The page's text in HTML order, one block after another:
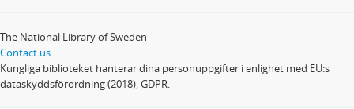
The National Library of Sweden
Contact us
Kungliga biblioteket hanterar dina personuppgifter i enlighet med EU:s
dataskyddsförordning (2018), GDPR.